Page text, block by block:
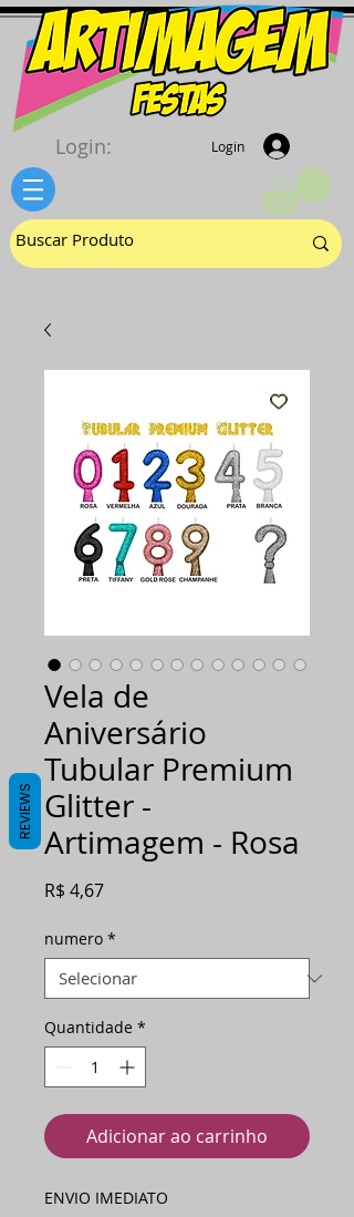
Login
Login:
Vela de
Aniversário
Tubular Premium
Glitter -
Artimagem - Rosa
R$ 4,67Preço
numero *
Quantidade *
Adicionar ao carrinho
ENVIO IMEDIATO
REVIEWS